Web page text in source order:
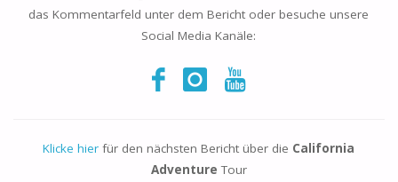
das Kommentarfeld unter dem Bericht oder besuche unsere
Social Media Kanäle:
Klicke hier für den nächsten Bericht über die California
Adventure Tour